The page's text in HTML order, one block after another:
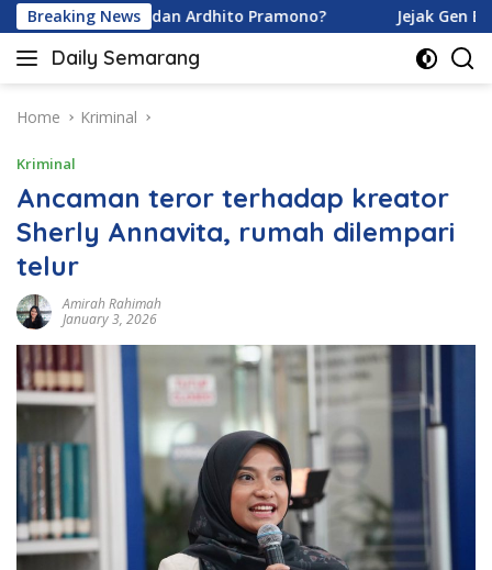
Skip
to
content
Breaking News
Karamoy dan Ardhito Pramono? Jejak Gen Buka
Daily Semarang
"Semarang
Ini:
Terkini
untuk
Anda"
Home Kriminal
Kriminal
Ancaman teror terhadap kreator
Sherly Annavita, rumah dilempari
telur
Amirah Rahimah
January 3, 2026